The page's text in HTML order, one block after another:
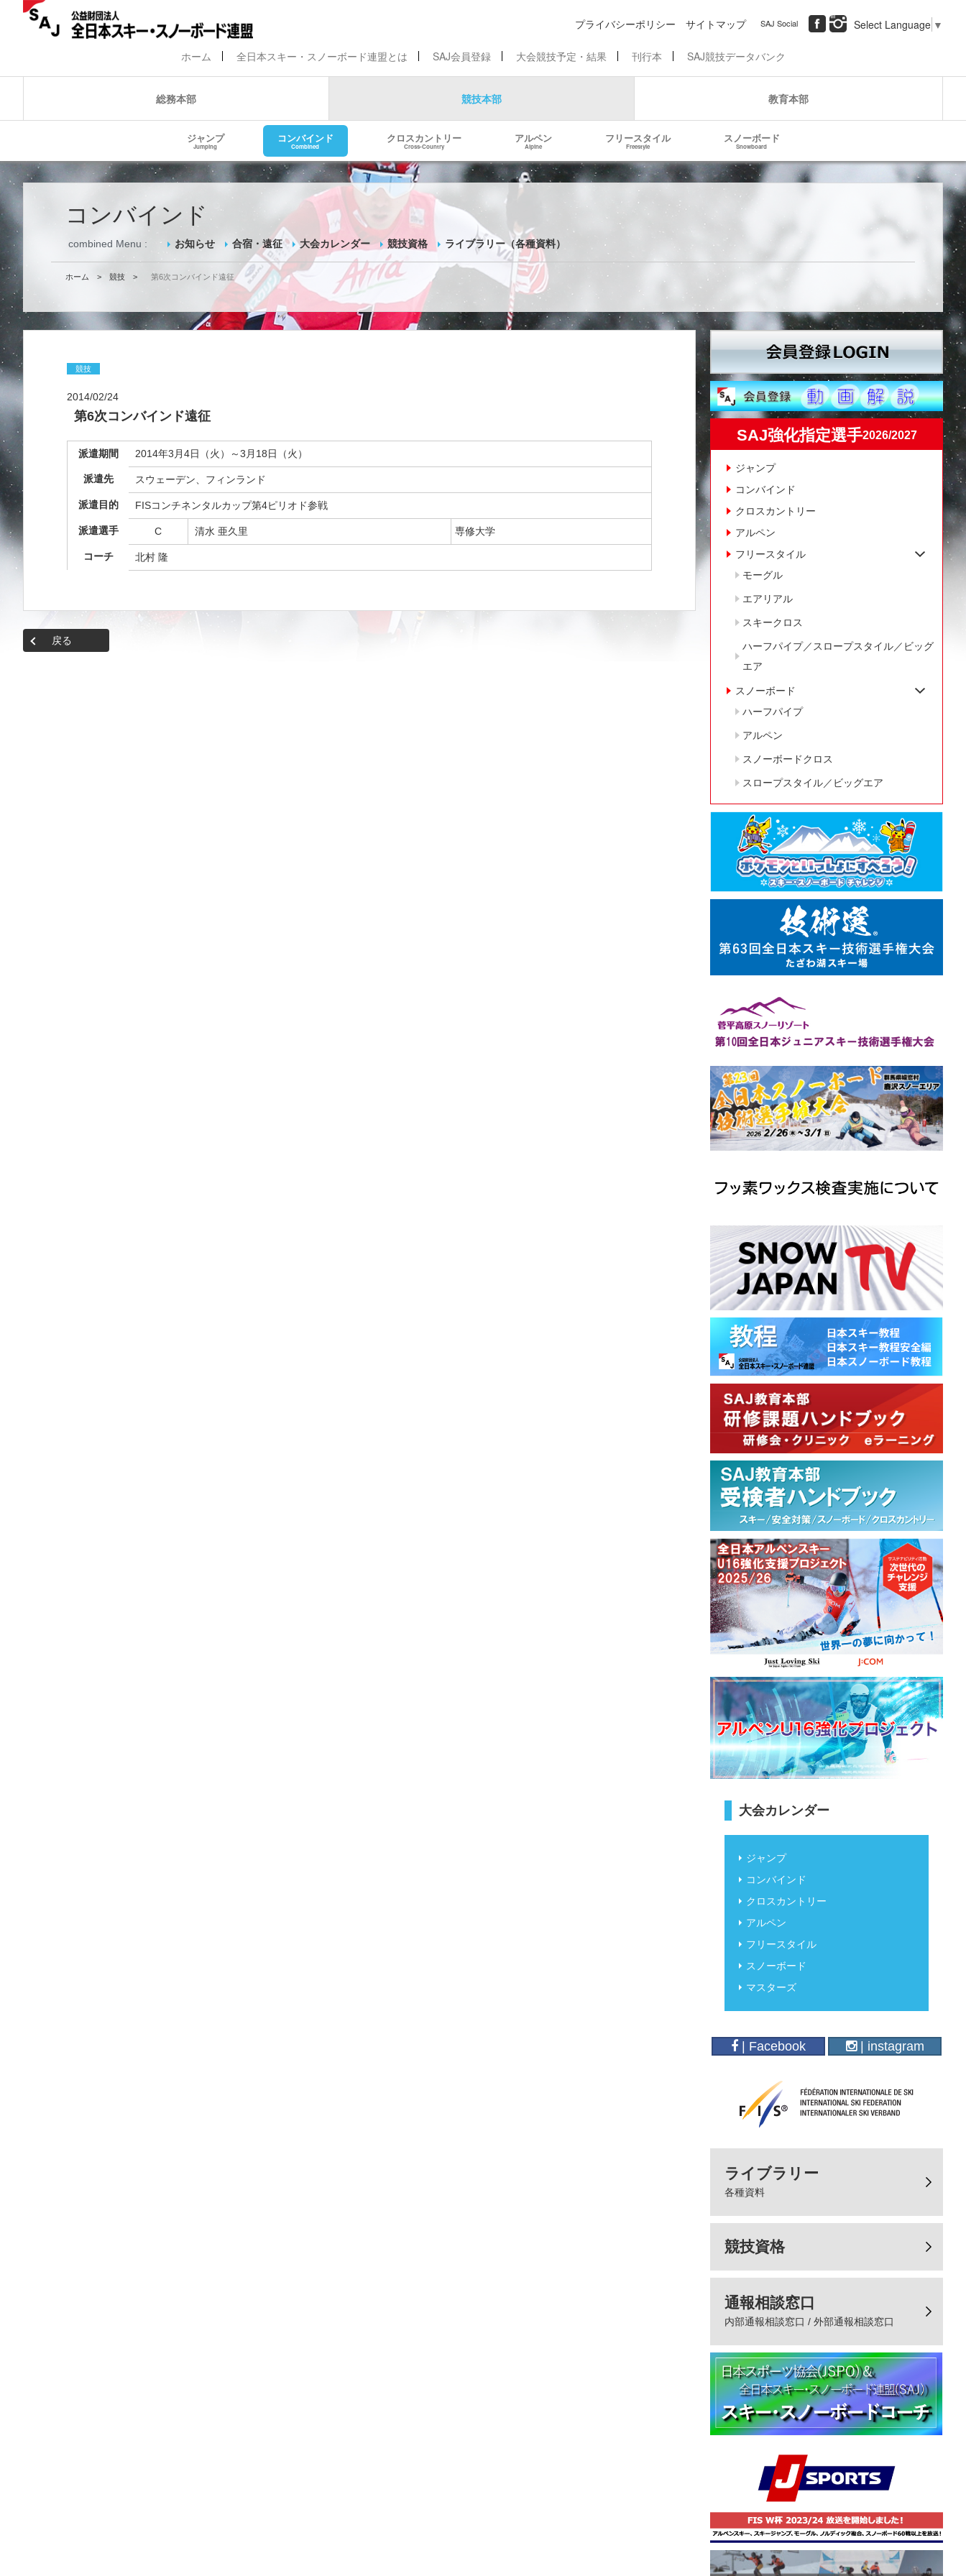
プライバシーポリシー サイトマップ SAJ Social Select Language ▼
ホーム 全日本スキー・スノーボード連盟とは SAJ会員登録 大会競技予定・結果 刊行本 SAJ競技データバンク
総務本部 競技本部 教育本部
ジャンプ
Jumping
コンバインド
Combined
クロスカントリー
Cross-Country
アルペン
Alpine
フリースタイル
Freestyle
スノーボード
Snowboard
コンバインド
combined Menu : お知らせ 合宿・遠征 大会カレンダー 競技資格 ライブラリー（各種資料）
ホーム > 競技 > 第6次コンバインド遠征
競技
2014/02/24
第6次コンバインド遠征
派遣期間 2014年3月4日（火）～3月18日（火）
派遣先 スウェーデン、フィンランド
派遣目的 FISコンチネンタルカップ第4ピリオド参戦
派遣選手 C 清水 亜久里 専修大学
コーチ 北村 隆
戻る
SAJ強化指定選手2026/2027
ジャンプ
コンバインド
クロスカントリー
アルペン
フリースタイル
モーグル
エアリアル
スキークロス
ハーフパイプ／スロープスタイル／ビッグ
エア
スノーボード
ハーフパイプ
アルペン
スノーボードクロス
スロープスタイル／ビッグエア
大会カレンダー
ジャンプ
コンバインド
クロスカントリー
アルペン
フリースタイル
スノーボード
マスターズ
| Facebook | instagram
ライブラリー
各種資料
競技資格
通報相談窓口
内部通報相談窓口 / 外部通報相談窓口